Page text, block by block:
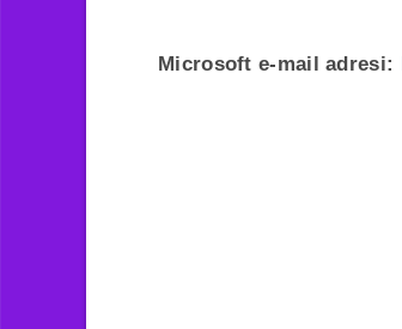
Microsoft e-mail adresi: